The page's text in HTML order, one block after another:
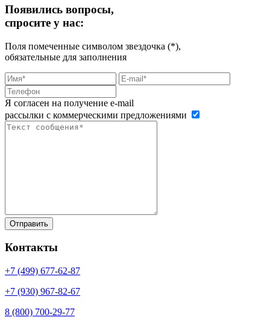
Появились вопросы,
спросите у нас:
Поля помеченные символом звездочка (*),
обязательные для заполнения
Я согласен на получение e-mail
рассылки с коммерческими предложениями
Контакты
+7 (499) 677-62-87
+7 (930) 967-82-67
8 (800) 700-29-77